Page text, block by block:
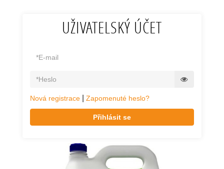
UŽIVATELSKÝ ÚČET
Nová registrace Zapomenuté heslo?
Přihlásit se